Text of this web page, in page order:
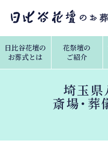
日比谷花壇の
お葬式とは
花祭壇の
ご紹介
埼玉県
斎場・